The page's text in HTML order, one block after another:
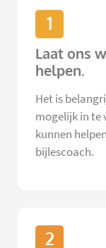
1
Laat ons
helpen.
Het is
mogelijk in te
kunnen
bijlescoach.
2